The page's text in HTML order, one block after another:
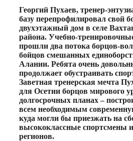
Print
Георгий Пухаев, тренер-
базу перепрофилировал свой
двухэтажный дом в селе
района. Учебно-
прошли два потока борцов-
бойцов смешанных
Алании. Ребята очень
продолжает обустраивать
Заветная тренерская мечта
для Осетии борцов мирового
долгосрочных планах –
всем необходимым
куда могли бы приезжать на
высококлассные спортсмены
регионов.